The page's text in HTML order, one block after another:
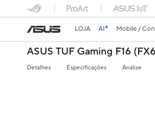
LOJA AI Mobile /
ASUS TUF Gaming F16
Detalhes Especificações Análise